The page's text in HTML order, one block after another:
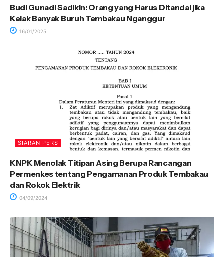
Budi Gunadi Sadikin: Orang yang Harus Ditandai jika
Kelak Banyak Buruh Tembakau Nganggur
16/01/2025
SIARAN PERS
KNPK Menolak Titipan Asing Berupa Rancangan
Permenkes tentang Pengamanan Produk Tembakau
dan Rokok Elektrik
04/09/2024